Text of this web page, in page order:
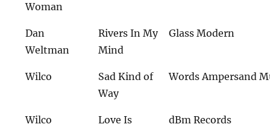
Woman
Dan
Weltman
Rivers In My
Mind
Glass Modern
Wilco
Sad Kind of
Way
Words Ampersand
Wilco
Love Is
dBm Records